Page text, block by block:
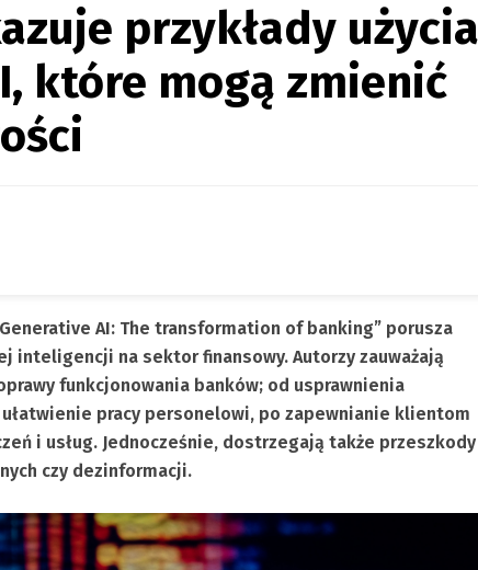
przykłady użycia
które mogą zmienić
AI: The transformation of banking” porusza
inteligencji na sektor finansowy. Autorzy zauważają
funkcjonowania banków; od usprawnienia
pracy personelowi, po zapewnianie klientom
i usług. Jednocześnie, dostrzegają także przeszkody
czy dezinformacji.